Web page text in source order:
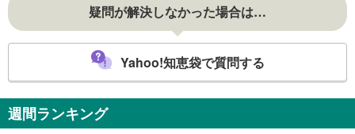
疑問が解決しなかった場合は…
Yahoo!知恵袋で質問する
週間ランキング